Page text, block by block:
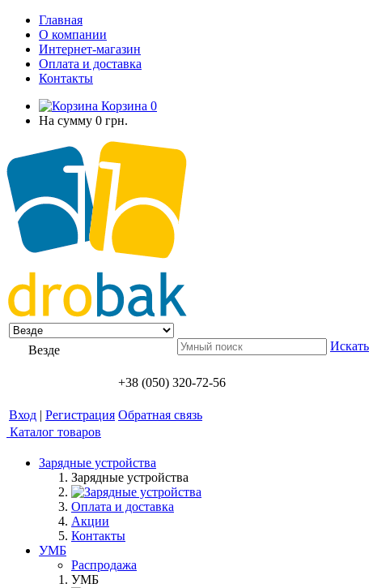
Главная
О компании
Интернет-магазин
Оплата и доставка
Контакты
Корзина 0
На сумму 0 грн.
Везде Искать
+38 (050) 320-72-56
Вход | Регистрация Обратная связь
Каталог товаров
Зарядные устройства
Зарядные устройства
Оплата и доставка
Акции
Контакты
УМБ
Распродажа
УМБ